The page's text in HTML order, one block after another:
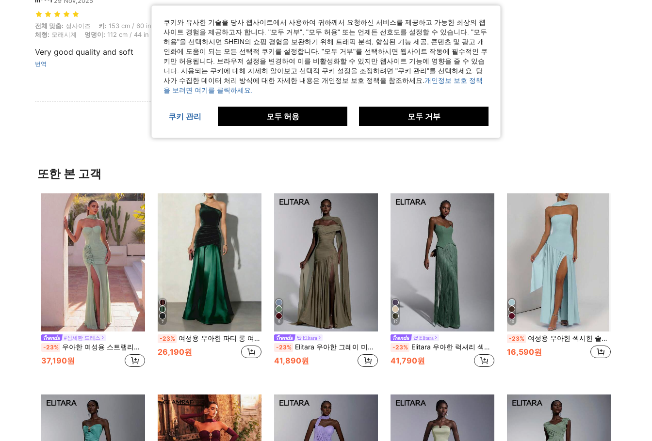
전체 맞춤: 정사이즈, 키: 153 cm / 60 in, 무게: 58 kg / 128 lbs, 허리: 75 cm / 30 in, 흉상: 102 cm / 40 in, 체형: 모래시계, 엉덩이: 112 cm / 44 in, 색: 겨자색, 사이즈: S
전체 맞춤: 정사이즈 키: 153 cm / 60 in 무게: 58 kg / 128 lbs 허리:75 cm / 30 in 흉상:102 cm / 40 in
체형: 모래시계 엉덩이: 112 cm / 44 in 색:겨자색 사이즈:S
Very good quality and soft
번역
리뷰 더 보기
또한 본 고객
#섬세한 드레스
-23% 우아한 여성용 스트랩리스 맥시 포멀 드레스, 3D 장미와 하이 슬릿이 있는 메쉬 소재, 화려한 저녁 행사와 특별한 행사에 완벽한 웨딩 드레스
37,190원
7
-23% 여성용 우아한 파티 롱 여름 드레스 솔리드 컬러 민소매 페스티벌 아웃핏 벨벳 탑 A라인 헴 웨딩 게스트 드레스 이브닝 볼가운 가을
26,190원
9
Elitara
-23% Elitara 우아한 그레이 미니멀리스트 오프숄더 러치 비대칭 A라인 하이 슬릿 드레스, 결혼식, 공식 행사, 갈라, 칵테일 파티에 적합
41,890원
12
Elitara
-23% Elitara 우아한 럭셔리 섹시 니트 글리터 오프숄더 고양이 칼라 허리 태슬 장식 바디콘 드레스, 칵테일 파티, 갈라, 전시회, 비즈니스 행사 및 기타 공식 행사에 적합
41,790원
10
-23% 여성용 우아한 섹시한 솔리드 컬러 슬릿 섹시 파티 휴가 휴가 신년 롱 튜브 드레스 웨딩 가을
16,590원
쿠키와 유사한 기술을 당사 웹사이트에서 사용하여 귀하께서 요청하신 서비스를 제공하고 가능한 최상의 웹
사이트 경험을 제공하고자 합니다. "모두 거부", "모두 허용" 또는 언제든 선호도를 설정할 수 있습니다. "모두
허용"을 선택하시면 SHEIN의 쇼핑 경험을 보완하기 위해 트래픽 분석, 향상된 기능 제공, 콘텐츠 및 광고 개
인화에 도움이 되는 모든 선택적 쿠키를 설정합니다. "모두 거부"를 선택하시면 웹사이트 작동에 필수적인 쿠
키만 허용됩니다. 브라우저 설정을 변경하여 이를 비활성화할 수 있지만 웹사이트 기능에 영향을 줄 수 있습
니다. 사용되는 쿠키에 대해 자세히 알아보고 선택적 쿠키 설정을 조정하려면 "쿠키 관리"를 선택하세요. 당
사가 수집한 데이터 처리 방식에 대한 자세한 내용은 개인정보 보호 정책을 참조하세요. 개인정보 보호 정책
을 보려면 여기를 클릭하세요.
쿠키 관리 모두 허용 모두 거부